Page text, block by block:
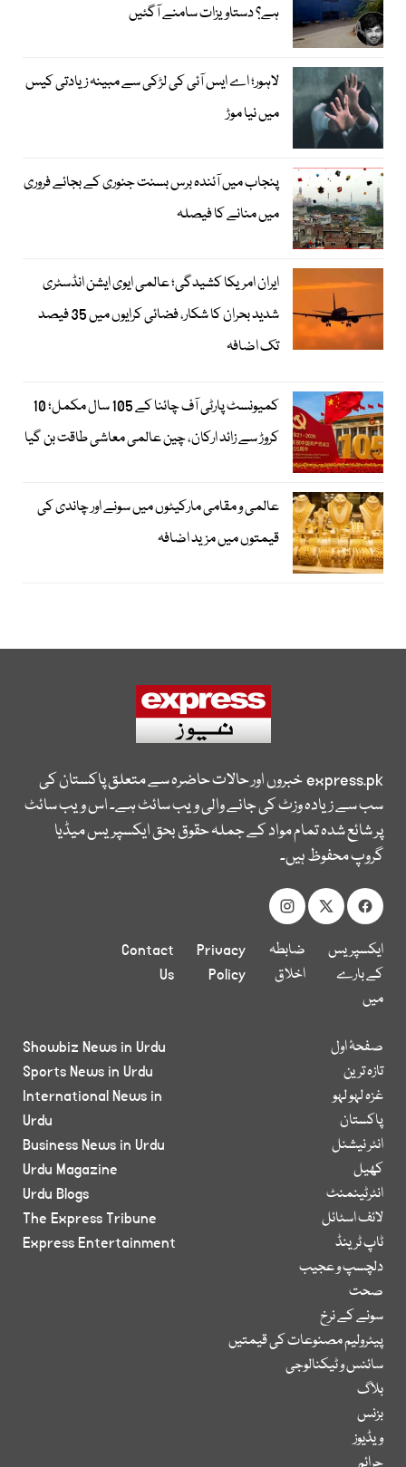
ہے؟ دستاویزات سامنے آگئیں
لاہور؛ اے ایس آئی کی لڑکی سے مبینہ زیادتی کیس
میں نیا موڑ
پنجاب میں آئندہ برس بسنت جنوری کے بجائے فروری
میں منانے کا فیصلہ
ایران امریکا کشیدگی؛ عالمی ایوی ایشن انڈسٹری
شدید بحران کا شکار، فضائی کرایوں میں 35 فیصد
تک اضافہ
کمیونسٹ پارٹی آف چائنا کے 105 سال مکمل؛ 10
کروڑ سے زائد ارکان، چین عالمی معاشی طاقت بن گیا
عالمی و مقامی مارکیٹوں میں سونے اور چاندی کی
قیمتوں میں مزید اضافہ
express.pkخبروں اور حالات حاضرہ سے متعلق پاکستان کی
سب سے زیادہ وزٹ کی جانے والی ویب سائٹ ہے۔ اس ویب سائٹ
پر شائع شدہ تمام مواد کے جملہ حقوق بحق ایکسپریس میڈیا
گروپ محفوظ ہیں۔
ایکسپریس
کے بارے
میں
ضابطہ
اخلاق
Privacy
Policy
Contact
Us
صفحۂ اول
تازہ ترین
غزہ لہو لہو
پاکستان
انٹر نیشنل
کھیل
انٹرٹینمنٹ
لائف اسٹائل
ٹاپ ٹرینڈ
دلچسپ و عجیب
صحت
سونے کے نرخ
پیٹرولیم مصنوعات کی قیمتیں
سائنس و ٹیکنالوجی
بلاگ
بزنس
ویڈیوز
Showbiz News in Urdu
Sports News in Urdu
International News in
Urdu
Business News in Urdu
Urdu Magazine
Urdu Blogs
The Express Tribune
Express Entertainment